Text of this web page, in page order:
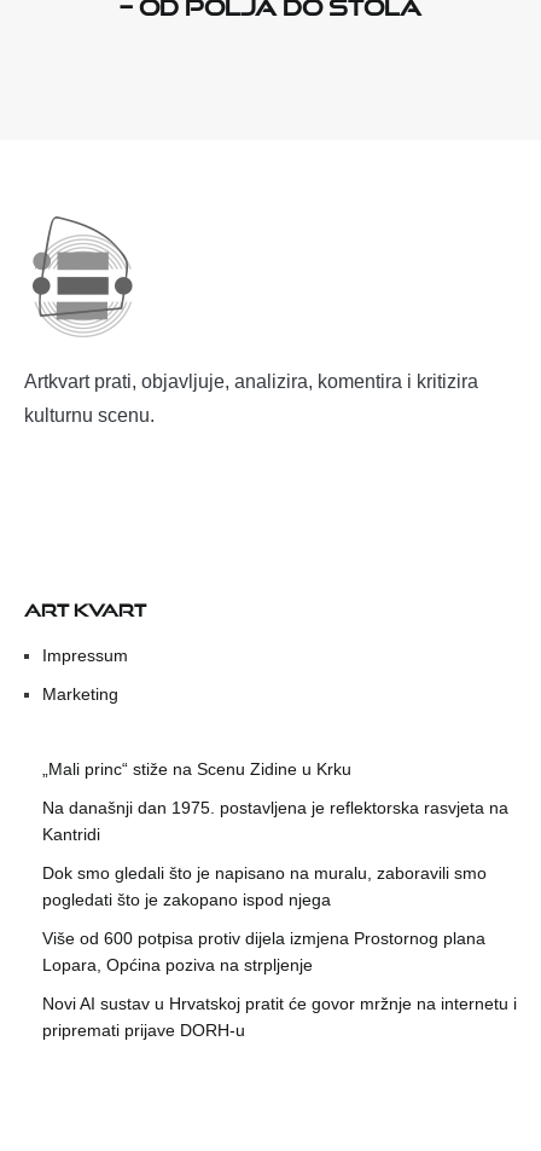
Artkvart prati, objavljuje, analizira, komentira i kritizira
kulturnu scenu.
ART KVART
Impressum
Marketing
„Mali princ“ stiže na Scenu Zidine u Krku
Na današnji dan 1975. postavljena je reflektorska rasvjeta na
Kantridi
Dok smo gledali što je napisano na muralu, zaboravili smo
pogledati što je zakopano ispod njega
Više od 600 potpisa protiv dijela izmjena Prostornog plana
Lopara, Općina poziva na strpljenje
Novi AI sustav u Hrvatskoj pratit će govor mržnje na internetu i
pripremati prijave DORH-u